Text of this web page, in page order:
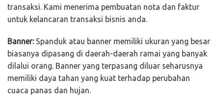
transaksi. Kami menerima pembuatan nota dan faktur
untuk kelancaran transaksi bisnis anda.
Banner:Spanduk atau banner memiliki ukuran yang besar
biasanya dipasang di daerah-daerah ramai yang banyak
dilalui orang. Banner yang terpasang diluar seharusnya
memiliki daya tahan yang kuat terhadap perubahan
cuaca panas dan hujan.